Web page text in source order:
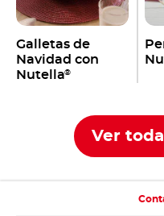
Galletas de
Navidad con
Nutella®
Ver